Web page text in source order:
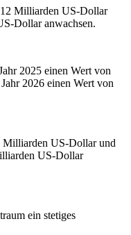
Milliarden US-Dollar
Dollar anwachsen.
2025 einen Wert von
2026 einen Wert von
Milliarden US-Dollar und
US-Dollar
ein stetiges